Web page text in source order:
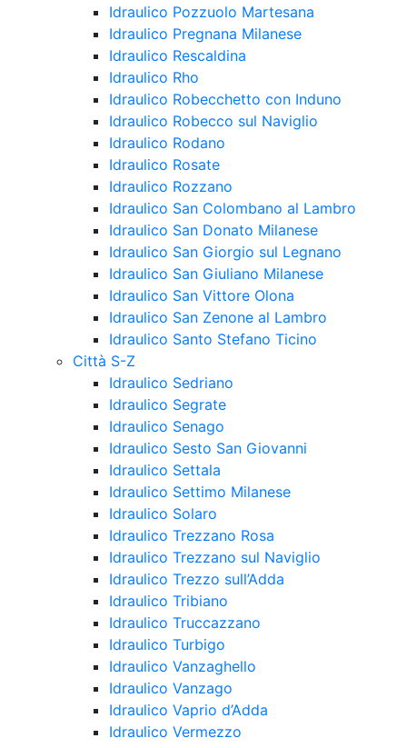
Idraulico Pozzuolo Martesana
Idraulico Pregnana Milanese
Idraulico Rescaldina
Idraulico Rho
Idraulico Robecchetto con Induno
Idraulico Robecco sul Naviglio
Idraulico Rodano
Idraulico Rosate
Idraulico Rozzano
Idraulico San Colombano al Lambro
Idraulico San Donato Milanese
Idraulico San Giorgio sul Legnano
Idraulico San Giuliano Milanese
Idraulico San Vittore Olona
Idraulico San Zenone al Lambro
Idraulico Santo Stefano Ticino
Città S-Z
Idraulico Sedriano
Idraulico Segrate
Idraulico Senago
Idraulico Sesto San Giovanni
Idraulico Settala
Idraulico Settimo Milanese
Idraulico Solaro
Idraulico Trezzano Rosa
Idraulico Trezzano sul Naviglio
Idraulico Trezzo sull’Adda
Idraulico Tribiano
Idraulico Truccazzano
Idraulico Turbigo
Idraulico Vanzaghello
Idraulico Vanzago
Idraulico Vaprio d’Adda
Idraulico Vermezzo